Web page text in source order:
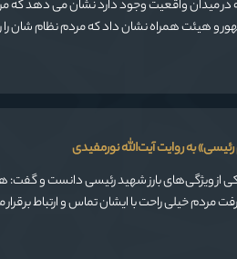
در میدان واقعیت وجود دارد نشان می دهد که
هیئت همراه نشان داد که مردم نظام شان را
به روایت آیت‌الله نورمفیدی
از ویژگی‌های بارز شهید رئیسی دانست و گفت:
مردم خیلی راحت با ایشان تماس و ارتباط برقرار